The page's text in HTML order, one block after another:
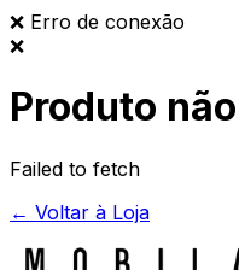
❌ Erro de conexão
❌
Produto
Failed to fetch
← Voltar à Loja